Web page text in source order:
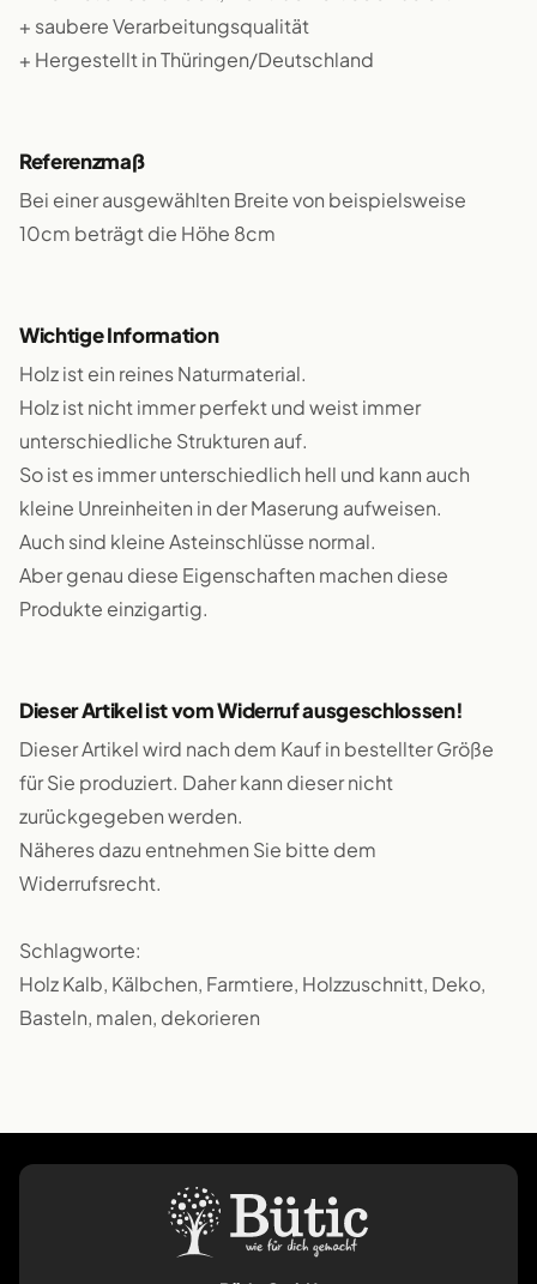
+ saubere Verarbeitungsqualität
+ Hergestellt in Thüringen/Deutschland
Referenzmaß
Bei einer ausgewählten Breite von beispielsweise
10cm beträgt die Höhe 8cm
Wichtige Information
Holz ist ein reines Naturmaterial.
Holz ist nicht immer perfekt und weist immer
unterschiedliche Strukturen auf.
So ist es immer unterschiedlich hell und kann auch
kleine Unreinheiten in der Maserung aufweisen.
Auch sind kleine Asteinschlüsse normal.
Aber genau diese Eigenschaften machen diese
Produkte einzigartig.
Dieser Artikel ist vom Widerruf ausgeschlossen!
Dieser Artikel wird nach dem Kauf in bestellter Größe
für Sie produziert. Daher kann dieser nicht
zurückgegeben werden.
Näheres dazu entnehmen Sie bitte dem
Widerrufsrecht.
Schlagworte:
Holz Kalb, Kälbchen, Farmtiere, Holzzuschnitt, Deko,
Basteln, malen, dekorieren